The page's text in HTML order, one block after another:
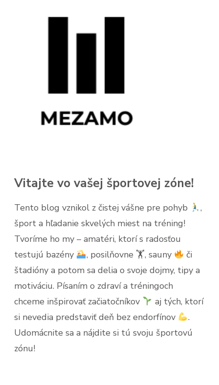
Vitajte vo vašej športovej zóne!
Tento blog vznikol z čistej vášne pre pohyb
,
šport a hľadanie skvelých miest na tréning!
Tvoríme ho my – amatéri, ktorí s radosťou
testujú bazény
, posilňovne 🏋, sauny
či
štadióny a potom sa delia o svoje dojmy, tipy a
motiváciu. Písaním o zdraví a tréningoch
chceme inšpirovať začiatočníkov
aj tých, ktorí
si nevedia predstaviť deň bez endorfínov
.
Udomácnite sa a nájdite si tú svoju športovú
zónu!